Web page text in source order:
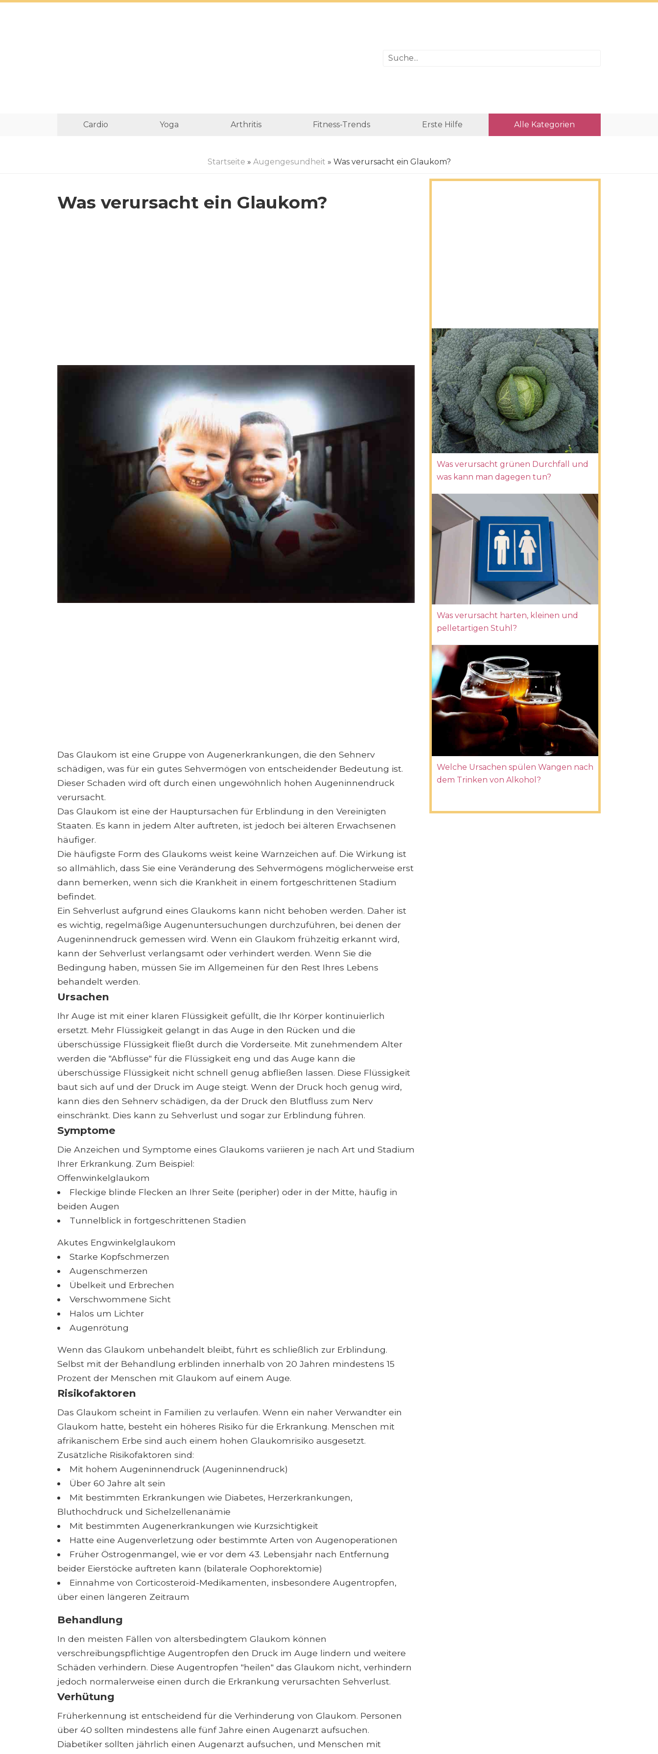
Cardio Yoga Arthritis Fitness-Trends Erste Hilfe Alle Kategorien
Startseite » Augengesundheit » Was verursacht ein Glaukom?
Was verursacht ein Glaukom?
Das Glaukom ist eine Gruppe von Augenerkrankungen, die den Sehnerv
schädigen, was für ein gutes Sehvermögen von entscheidender Bedeutung ist.
Dieser Schaden wird oft durch einen ungewöhnlich hohen Augeninnendruck
verursacht.
Das Glaukom ist eine der Hauptursachen für Erblindung in den Vereinigten
Staaten. Es kann in jedem Alter auftreten, ist jedoch bei älteren Erwachsenen
häufiger.
Die häufigste Form des Glaukoms weist keine Warnzeichen auf. Die Wirkung ist
so allmählich, dass Sie eine Veränderung des Sehvermögens möglicherweise erst
dann bemerken, wenn sich die Krankheit in einem fortgeschrittenen Stadium
befindet.
Ein Sehverlust aufgrund eines Glaukoms kann nicht behoben werden. Daher ist
es wichtig, regelmäßige Augenuntersuchungen durchzuführen, bei denen der
Augeninnendruck gemessen wird. Wenn ein Glaukom frühzeitig erkannt wird,
kann der Sehverlust verlangsamt oder verhindert werden. Wenn Sie die
Bedingung haben, müssen Sie im Allgemeinen für den Rest Ihres Lebens
behandelt werden.
Ursachen
Ihr Auge ist mit einer klaren Flüssigkeit gefüllt, die Ihr Körper kontinuierlich
ersetzt. Mehr Flüssigkeit gelangt in das Auge in den Rücken und die
überschüssige Flüssigkeit fließt durch die Vorderseite. Mit zunehmendem Alter
werden die "Abflüsse" für die Flüssigkeit eng und das Auge kann die
überschüssige Flüssigkeit nicht schnell genug abfließen lassen. Diese Flüssigkeit
baut sich auf und der Druck im Auge steigt. Wenn der Druck hoch genug wird,
kann dies den Sehnerv schädigen, da der Druck den Blutfluss zum Nerv
einschränkt. Dies kann zu Sehverlust und sogar zur Erblindung führen.
Symptome
Die Anzeichen und Symptome eines Glaukoms variieren je nach Art und Stadium
Ihrer Erkrankung. Zum Beispiel:
Offenwinkelglaukom
Fleckige blinde Flecken an Ihrer Seite (peripher) oder in der Mitte, häufig in
beiden Augen
Tunnelblick in fortgeschrittenen Stadien
Akutes Engwinkelglaukom
Starke Kopfschmerzen
Augenschmerzen
Übelkeit und Erbrechen
Verschwommene Sicht
Halos um Lichter
Augenrötung
Wenn das Glaukom unbehandelt bleibt, führt es schließlich zur Erblindung.
Selbst mit der Behandlung erblinden innerhalb von 20 Jahren mindestens 15
Prozent der Menschen mit Glaukom auf einem Auge.
Risikofaktoren
Das Glaukom scheint in Familien zu verlaufen. Wenn ein naher Verwandter ein
Glaukom hatte, besteht ein höheres Risiko für die Erkrankung. Menschen mit
afrikanischem Erbe sind auch einem hohen Glaukomrisiko ausgesetzt.
Zusätzliche Risikofaktoren sind:
Mit hohem Augeninnendruck (Augeninnendruck)
Über 60 Jahre alt sein
Mit bestimmten Erkrankungen wie Diabetes, Herzerkrankungen,
Bluthochdruck und Sichelzellenanämie
Mit bestimmten Augenerkrankungen wie Kurzsichtigkeit
Hatte eine Augenverletzung oder bestimmte Arten von Augenoperationen
Früher Östrogenmangel, wie er vor dem 43. Lebensjahr nach Entfernung
beider Eierstöcke auftreten kann (bilaterale Oophorektomie)
Einnahme von Corticosteroid-Medikamenten, insbesondere Augentropfen,
über einen längeren Zeitraum
Behandlung
In den meisten Fällen von altersbedingtem Glaukom können
verschreibungspflichtige Augentropfen den Druck im Auge lindern und weitere
Schäden verhindern. Diese Augentropfen "heilen" das Glaukom nicht, verhindern
jedoch normalerweise einen durch die Erkrankung verursachten Sehverlust.
Verhütung
Früherkennung ist entscheidend für die Verhinderung von Glaukom. Personen
über 40 sollten mindestens alle fünf Jahre einen Augenarzt aufsuchen.
Diabetiker sollten jährlich einen Augenarzt aufsuchen, und Menschen mit
Was verursacht grünen Durchfall und
was kann man dagegen tun?
Was verursacht harten, kleinen und
pelletartigen Stuhl?
Welche Ursachen spülen Wangen nach
dem Trinken von Alkohol?